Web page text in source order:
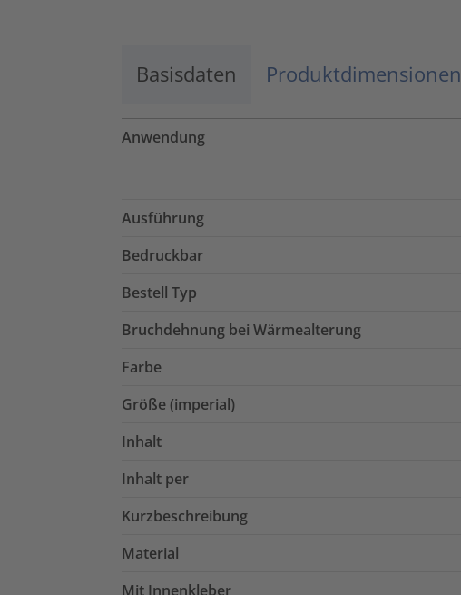
Basisdaten Produktdimensionen
Anwendung
Ausführung
Bedruckbar
Bestell Typ
Bruchdehnung bei Wärmealterung
Farbe
Größe (imperial)
Inhalt
Inhalt per
Kurzbeschreibung
Material
Mit Innenkleber